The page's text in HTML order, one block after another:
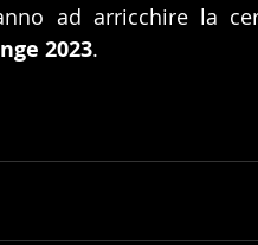
ad arricchire la
2023.